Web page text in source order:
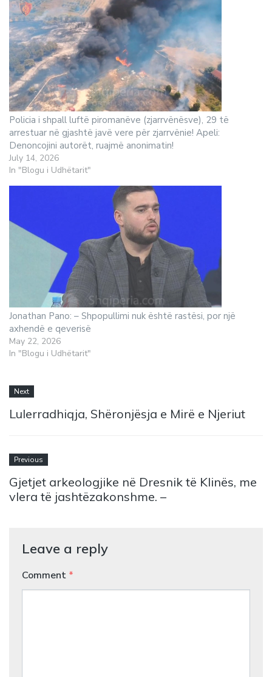
Policia i shpall luftë piromanëve (zjarrvënësve), 29 të
arrestuar në gjashtë javë vere për zjarrvënie! Apeli:
Denoncojini autorët, ruajmë anonimatin!
July 14, 2026
In "Blogu i Udhëtarit"
Jonathan Pano: – Shpopullimi nuk është rastësi, por një
axhendë e qeverisë
May 22, 2026
In "Blogu i Udhëtarit"
Next
Lulerradhiqja, Shëronjësja e Mirë e Njeriut
Previous
Gjetjet arkeologjike në Dresnik të Klinës, me
vlera të jashtëzakonshme. –
Leave a reply
Comment *